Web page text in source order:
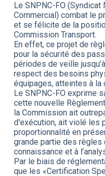
Le SNPNC-FO
Commercial) combat le
et se félicite de la
Commission Transport.
En effet, ce projet de
pour la sécurité des
périodes de veille
respect des besoins
équipages, atteintes à la
Le SNPNC-FO exprime
cette nouvelle
la Commission ait
d'exécution, ait violé les
proportionnalité en
grande partie des
connaissance et à
Par le biais de
que les «Certification